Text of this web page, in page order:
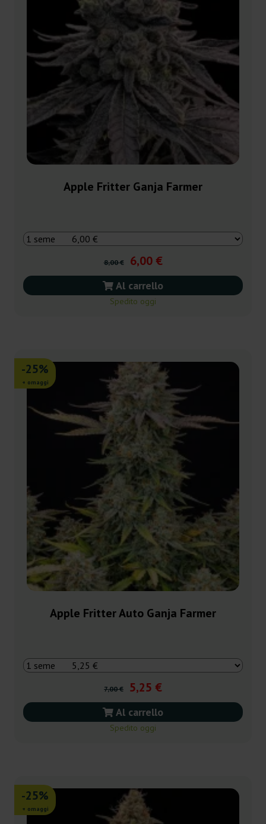
Apple Fritter Ganja Farmer
8,00 € 6,00 €
Al carrello
Spedito oggi
-25%
+ omaggi
Apple Fritter Auto Ganja Farmer
7,00 € 5,25 €
Al carrello
Spedito oggi
-25%
+ omaggi